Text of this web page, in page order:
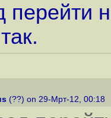
перейти
(??) on 29-Мрт-12, 00:18